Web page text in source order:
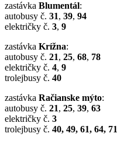
zastávka Blumentál:
autobusy č. 31, 39, 94
električky č. 3, 9
zastávka Krížna:
autobusy č. 21, 25, 68, 78
električky č. 4, 9
trolejbusy č. 40
zastávka Račianske mýto:
autobusy č. 21, 25, 39, 63
električky č. 3
trolejbusy č. 40, 49, 61, 64, 71